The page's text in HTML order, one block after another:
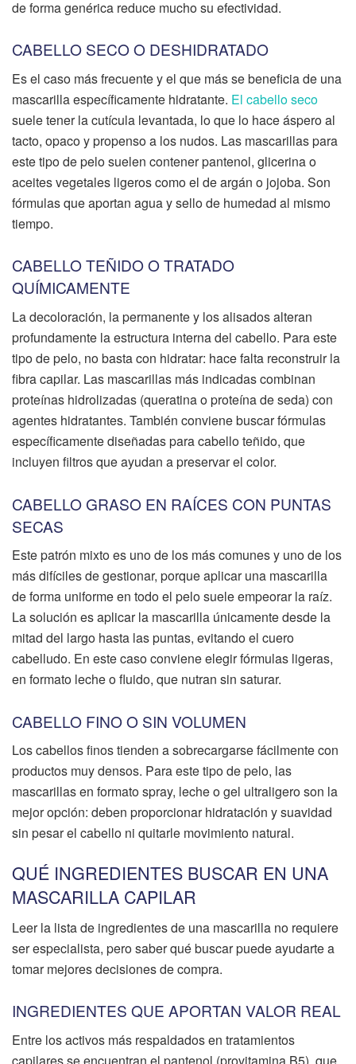
de forma genérica reduce mucho su efectividad.
CABELLO SECO O DESHIDRATADO
Es el caso más frecuente y el que más se beneficia de una
mascarilla específicamente hidratante. El cabello seco
suele tener la cutícula levantada, lo que lo hace áspero al
tacto, opaco y propenso a los nudos. Las mascarillas para
este tipo de pelo suelen contener pantenol, glicerina o
aceites vegetales ligeros como el de argán o jojoba. Son
fórmulas que aportan agua y sello de humedad al mismo
tiempo.
CABELLO TEÑIDO O TRATADO
QUÍMICAMENTE
La decoloración, la permanente y los alisados alteran
profundamente la estructura interna del cabello. Para este
tipo de pelo, no basta con hidratar: hace falta reconstruir la
fibra capilar. Las mascarillas más indicadas combinan
proteínas hidrolizadas (queratina o proteína de seda) con
agentes hidratantes. También conviene buscar fórmulas
específicamente diseñadas para cabello teñido, que
incluyen filtros que ayudan a preservar el color.
CABELLO GRASO EN RAÍCES CON PUNTAS
SECAS
Este patrón mixto es uno de los más comunes y uno de los
más difíciles de gestionar, porque aplicar una mascarilla
de forma uniforme en todo el pelo suele empeorar la raíz.
La solución es aplicar la mascarilla únicamente desde la
mitad del largo hasta las puntas, evitando el cuero
cabelludo. En este caso conviene elegir fórmulas ligeras,
en formato leche o fluido, que nutran sin saturar.
CABELLO FINO O SIN VOLUMEN
Los cabellos finos tienden a sobrecargarse fácilmente con
productos muy densos. Para este tipo de pelo, las
mascarillas en formato spray, leche o gel ultraligero son la
mejor opción: deben proporcionar hidratación y suavidad
sin pesar el cabello ni quitarle movimiento natural.
QUÉ INGREDIENTES BUSCAR EN UNA
MASCARILLA CAPILAR
Leer la lista de ingredientes de una mascarilla no requiere
ser especialista, pero saber qué buscar puede ayudarte a
tomar mejores decisiones de compra.
INGREDIENTES QUE APORTAN VALOR REAL
Entre los activos más respaldados en tratamientos
capilares se encuentran el pantenol (provitamina B5), que